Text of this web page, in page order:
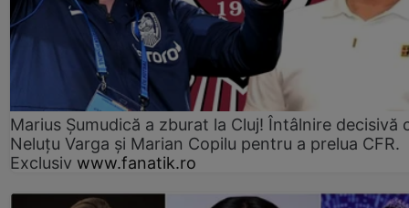
Marius Şumudică a zburat la Cluj! Întâlnire decisivă
Neluţu Varga şi Marian Copilu pentru a prelua CFR.
Exclusiv www.fanatik.ro